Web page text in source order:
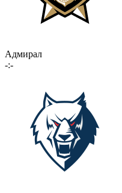
Адмирал
-:-